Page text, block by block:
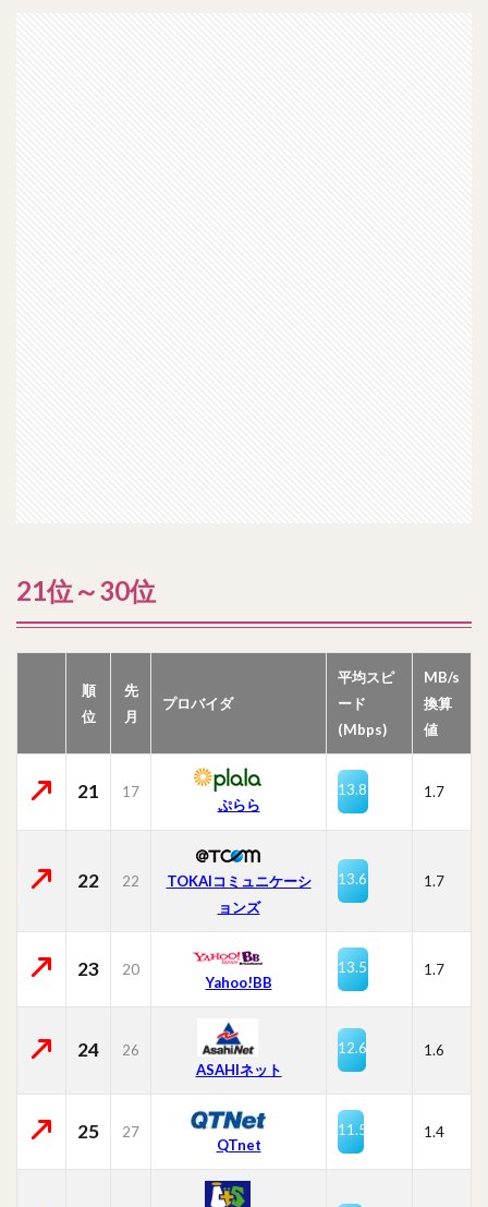
21位～30位
順
位
先
月
プロバイダ
平均スピ
ード
(Mbps)
MB/s
換算
値
21 17
ぷらら
13.8 1.7
22 22
TOKAIコミュニケーシ
ョンズ
13.6 1.7
23 20
Yahoo!BB
13.5 1.7
24
26
ASAHIネット
12.6 1.6
25 27
QTnet
11.5 1.4